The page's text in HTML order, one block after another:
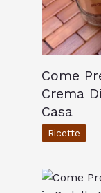
Come
Crema
Casa
Ricette